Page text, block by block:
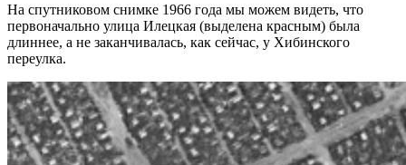
На спутниковом снимке 1966 года мы можем видеть, что
первоначально улица Илецкая (выделена красным) была
длиннее, а не заканчивалась, как сейчас, у Хибинского
переулка.